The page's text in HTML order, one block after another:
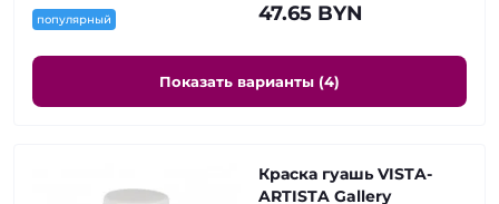
популярный 47.65 BYN
Показать варианты (4)
Краска гуашь VISTA-
ARTISTA Gallery